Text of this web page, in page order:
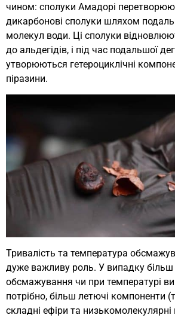
чином: сполуки Амадорі
дикарбонові сполуки шляхом
молекул води. Ці сполуки
до альдегідів, і під час подальшої
утворюються гетероциклічні
піразини.
Тривалість та температура
дуже важливу роль. У випадку більш
обсмажування чи при температурі
потрібно, більш летючі компоненти
складні ефіри та низькомолекулярні